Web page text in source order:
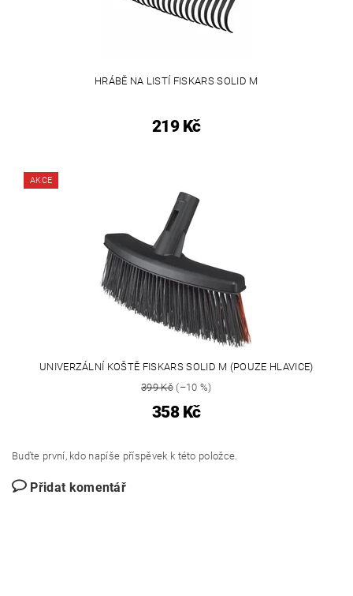
HRÁBĚ NA LISTÍ FISKARS SOLID M
219 Kč
AKCE
UNIVERZÁLNÍ KOŠTĚ FISKARS SOLID M (POUZE HLAVICE)
399 Kč(–10 %)
358 Kč
Buďte první, kdo napíše příspěvek k této položce.
Přidat komentář